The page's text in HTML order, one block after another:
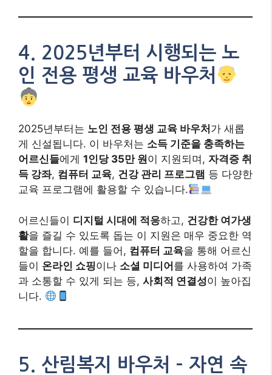
4. 2025년부터 시행되는 노
인 전용 평생 교육 바우처
2025년부터는 노인 전용 평생 교육 바우처 가 새롭
게 신설됩니다. 이 바우처는 소득 기준을 충족하는
어르신들에게 1인당 35만 원이 지원되며, 자격증 취
득 강좌, 컴퓨터 교육, 건강 관리 프로그램 등 다양한
교육 프로그램에 활용할 수 있습니다.
어르신들이 디지털 시대에 적응하고, 건강한 여가생
활을 즐길 수 있도록 돕는 이 지원은 매우 중요한 역
할을 합니다. 예를 들어, 컴퓨터 교육을 통해 어르신
들이 온라인 쇼핑이나 소셜 미디어를 사용하여 가족
과 소통할 수 있게 되는 등, 사회적 연결성이 높아집
니다.
5. 산림복지 바우처 – 자연 속